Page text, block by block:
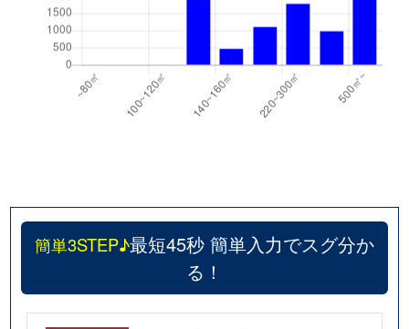
簡単3STEP♪最短45秒 簡単入力でスグ分か
る！